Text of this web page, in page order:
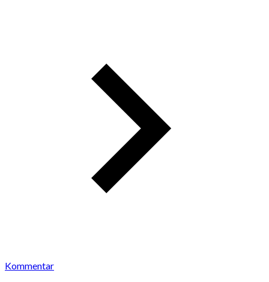
Kommentar